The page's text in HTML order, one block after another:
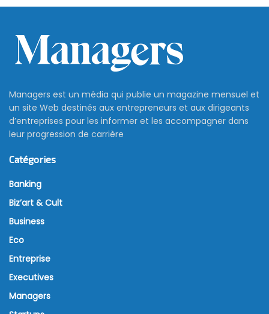
Managers est un média qui publie un magazine mensuel et
un site Web destinés aux entrepreneurs et aux dirigeants
d’entreprises pour les informer et les accompagner dans
leur progression de carrière
Catégories
Banking
Biz’art & Cult
Business
Eco
Entreprise
Executives
Managers